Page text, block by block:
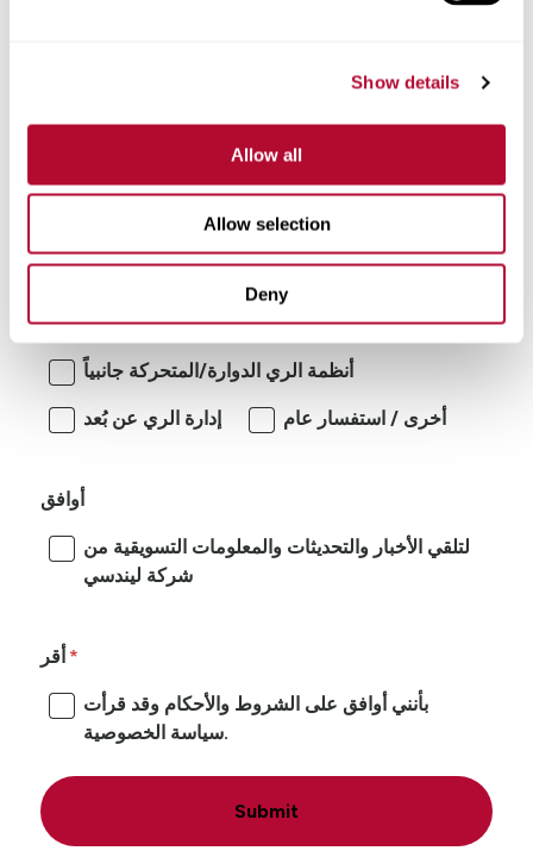
Show details
Allow all
Allow selection
Deny
أنا مهتم بـ:
أنظمة الري الدوارة/المتحركة جانبياً
إدارة الري عن بُعد أخرى / استفسار عام
أوافق
لتلقي الأخبار والتحديثات والمعلومات التسويقية من
شركة ليندسي
أقر
بأنني أوافق على الشروط والأحكام وقد قرأت
سياسة الخصوصية.
Submit